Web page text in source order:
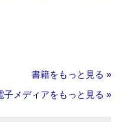
書籍をもっと見る »
子メディアをもっと見る »